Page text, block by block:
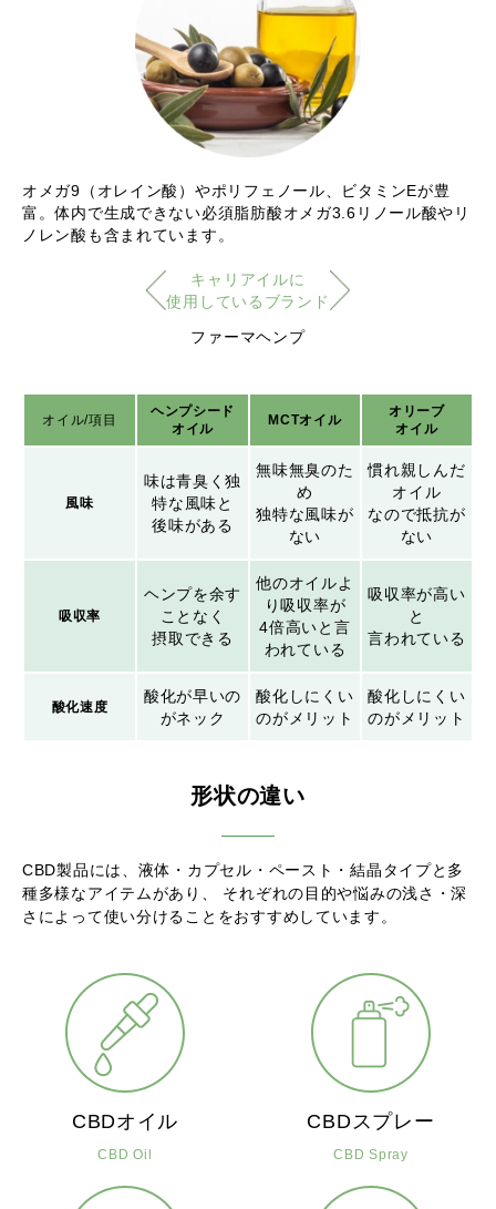
オメガ9（オレイン酸）やポリフェノール、ビタミンEが豊
富。体内で生成できない必須脂肪酸オメガ3.6リノール酸やリ
ノレン酸も含まれています。
キャリアイルに
使用しているブランド
ファーマヘンプ
オイル/項目
ヘンプシード
オイル
MCTオイル
オリーブ
オイル
風味
味は青臭く独
特な風味と
後味がある
無味無臭のた
め
独特な風味が
ない
慣れ親しんだ
オイル
なので抵抗が
ない
吸収率
ヘンプを余す
ことなく
摂取できる
他のオイルよ
り吸収率が
4倍高いと言
われている
吸収率が高い
と
言われている
酸化速度
酸化が早いの
がネック
酸化しにくい
のがメリット
酸化しにくい
のがメリット
形状の違い
CBD製品には、液体・カプセル・ペースト・結晶タイプと多
種多様なアイテムがあり、
それぞれの目的や悩みの浅さ・深
さによって使い分けることをおすすめしています。
CBDオイル
CBD Oil
CBDスプレー
CBD Spray